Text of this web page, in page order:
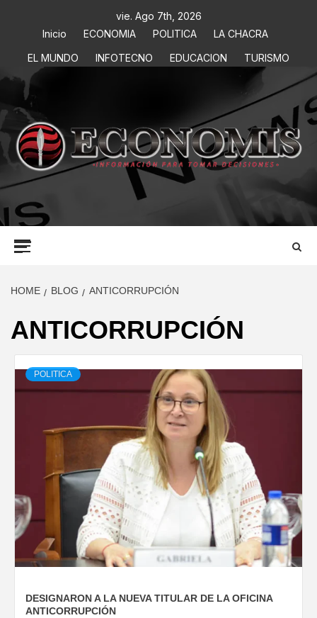
vie. Ago 7th, 2026
Inicio
ECONOMIA POLITICA
LA CHACRA
EL MUNDO
INFOTECNO EDUCACION TURISMO
ECONOMIS
INFORMACIÓN PARA TOMAR DECISIONES
HOME BLOG ANTICORRUPCIÓN
ANTICORRUPCIÓN
POLITICA
DESIGNARON A LA NUEVA TITULAR DE LA OFICINA
ANTICORRUPCIÓN